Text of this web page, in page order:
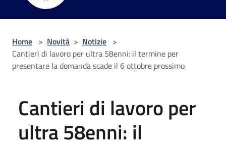
Home > Novità > Notizie >
Cantieri di lavoro per ultra 58enni: il termine per
presentare la domanda scade il 6 ottobre prossimo
Cantieri di lavoro per
ultra 58enni: il